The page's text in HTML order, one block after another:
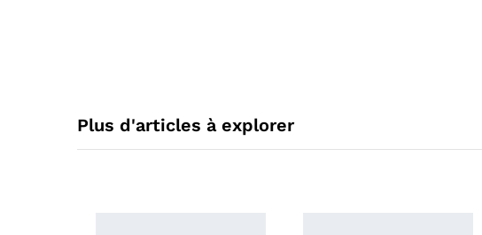
Plus d'articles à explorer